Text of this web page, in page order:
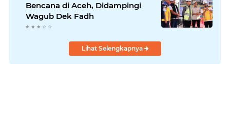
Bencana di Aceh, Didampingi
Wagub Dek Fadh
Lihat Selengkapnya